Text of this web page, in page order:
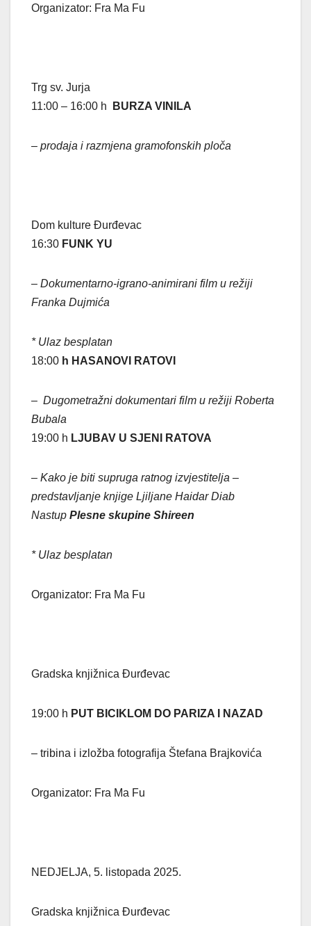
Organizator: Fra Ma Fu
Trg sv. Jurja
11:00 – 16:00 h
BURZA VINILA
– prodaja i razmjena gramofonskih ploča
Dom kulture Đurđevac
16:30 FUNK YU
– Dokumentarno-igrano-animirani film u režiji
Franka Dujmića
* Ulaz besplatan
18:00 h HASANOVI RATOVI
– Dugometražni dokumentari film u režiji Roberta
Bubala
19:00 h LJUBAV U SJENI RATOVA
– Kako je biti supruga ratnog izvjestitelja –
predstavljanje knjige Ljiljane Haidar Diab
Nastup Plesne skupine Shireen
* Ulaz besplatan
Organizator: Fra Ma Fu
Gradska knjižnica Đurđevac
19:00 h PUT BICIKLOM DO PARIZA I NAZAD
– tribina i izložba fotografija Štefana Brajkovića
Organizator: Fra Ma Fu
NEDJELJA, 5. listopada 2025.
Gradska knjižnica Đurđevac